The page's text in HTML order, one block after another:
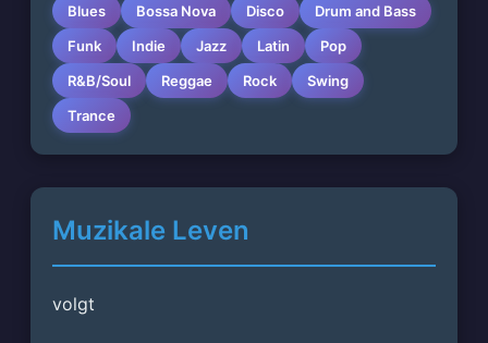
Blues
Bossa Nova Disco
Drum and Bass
Funk
Indie Jazz Latin
Pop
R&B/Soul
Reggae Rock
Swing
Trance
Muzikale Leven
volgt